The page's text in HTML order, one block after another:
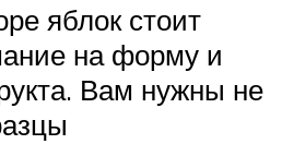
яблок стоит
на форму и
Вам нужны не